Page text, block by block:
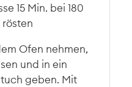
15 Min. bei 180
Ofen nehmen,
und in ein
geben. Mit